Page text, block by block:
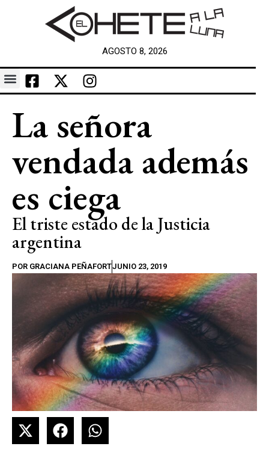
AGOSTO 8, 2026
La señora
vendada además
es ciega
El triste estado de la Justicia
argentina
POR GRACIANA PEÑAFORTJUNIO 23, 2019